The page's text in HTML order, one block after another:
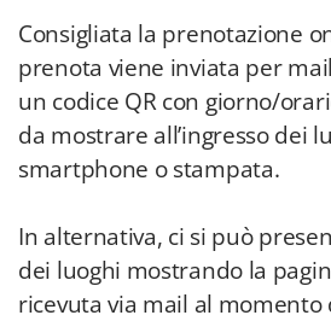
Consigliata la prenotazione
prenota viene inviata per
un codice QR con giorno/
da mostrare all’ingresso dei
smartphone o stampata.
In alternativa, ci si può
dei luoghi mostrando la
ricevuta via mail al momento